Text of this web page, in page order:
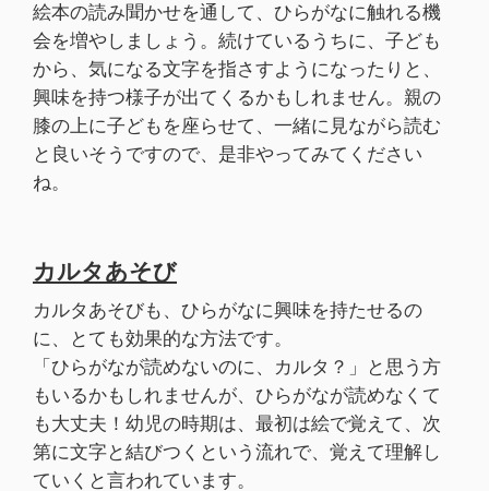
絵本の読み聞かせを通して、ひらがなに触れる機
会を増やしましょう。続けているうちに、子ども
から、気になる文字を指さすようになったりと、
興味を持つ様子が出てくるかもしれません。親の
膝の上に子どもを座らせて、一緒に見ながら読む
と良いそうですので、是非やってみてください
ね。
カルタあそび
カルタあそびも、ひらがなに興味を持たせるの
に、とても効果的な方法です。
「ひらがなが読めないのに、カルタ？」と思う方
もいるかもしれませんが、ひらがなが読めなくて
も大丈夫！幼児の時期は、最初は絵で覚えて、次
第に文字と結びつくという流れで、覚えて理解し
ていくと言われています。